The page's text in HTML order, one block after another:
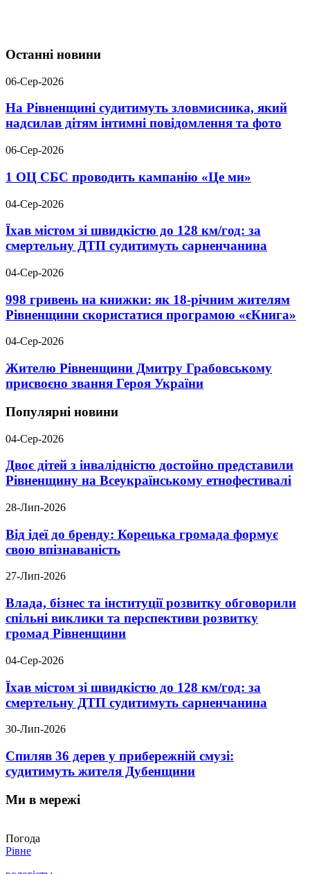
Останні новини
06-Сер-2026
На Рівненщині судитимуть зловмисника, який
надсилав дітям інтимні повідомлення та фото
06-Сер-2026
1 ОЦ СБС проводить кампанію «Це ми»
04-Сер-2026
Їхав містом зі швидкістю до 128 км/год: за
смертельну ДТП судитимуть сарненчанина
04-Сер-2026
998 гривень на книжки: як 18-річним жителям
Рівненщини скористатися програмою «єКнига»
04-Сер-2026
Жителю Рівненщини Дмитру Грабовському
присвоєно звання Героя України
Популярні новини
04-Сер-2026
Двоє дітей з інвалідністю достойно представили
Рівненщину на Всеукраїнському етнофестивалі
28-Лип-2026
Від ідеї до бренду: Корецька громада формує
свою впізнаваність
27-Лип-2026
Влада, бізнес та інституції розвитку обговорили
спільні виклики та перспективи розвитку
громад Рівненщини
04-Сер-2026
Їхав містом зі швидкістю до 128 км/год: за
смертельну ДТП судитимуть сарненчанина
30-Лип-2026
Спиляв 36 дерев у прибережній смузі:
судитимуть жителя Дубенщини
Ми в мережі
Погода
Рівне